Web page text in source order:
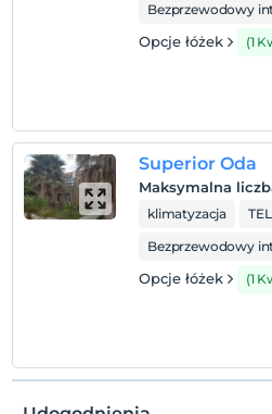
Niemowlęta do wieku do 2 są
1 dzieci w wieku poniżej 10
Bezprzewodowy
Opcje łóżek (1
Superior Oda
Maksymalna
klimatyzacja
Bezprzewodowy
Opcje łóżek (1